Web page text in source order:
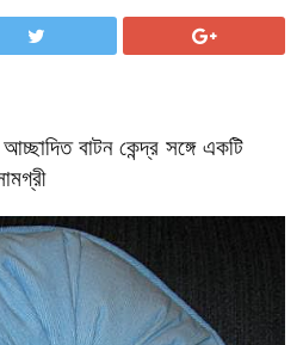
বাটন কেন্দ্র সঙ্গে একটি